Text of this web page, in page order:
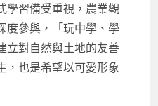
學習備受重視，農業觀
度參與，「玩中學、學
立對自然與土地的友善
，也是希望以可愛形象